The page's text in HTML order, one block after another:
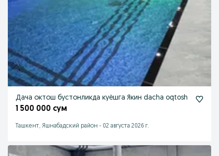
Дача октош бустонликда куёшга Якин dacha oqtosh
1 500 000 сум
Ташкент, Яшнабадский район - 02 августа 2026 г.